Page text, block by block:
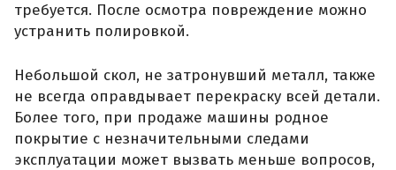
требуется. После осмотра повреждение можно
устранить полировкой.
Небольшой скол, не затронувший металл, также
не всегда оправдывает перекраску всей детали.
Более того, при продаже машины родное
покрытие с незначительными следами
эксплуатации может вызвать меньше вопросов,